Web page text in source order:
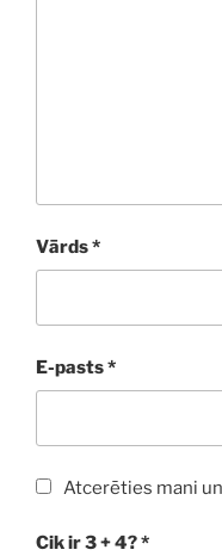
Vārds*
E-pasts*
Atcerēties mani
Cik ir 3 + 4?*